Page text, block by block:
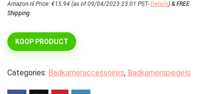
Amazon.nl Price: €15.94 (as of 09/04/2023 23:01 PST- Details) & FREE
Shipping.
KOOP PRODUCT
Categories: Badkameraccessoires, Badkamerspiegels